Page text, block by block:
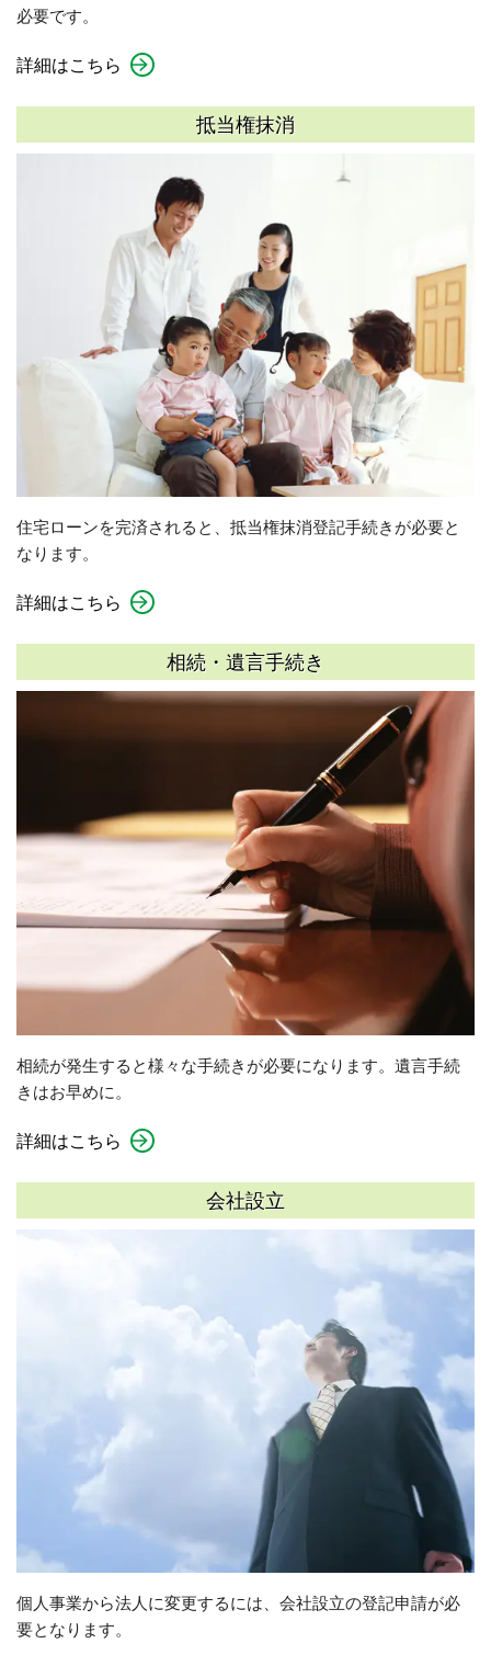
必要です。
詳細はこちら
抵当権抹消
住宅ローンを完済されると、抵当権抹消登記手続きが必要と
なります。
詳細はこちら
相続・遺言手続き
相続が発生すると様々な手続きが必要になります。遺言手続
きはお早めに。
詳細はこちら
会社設立
個人事業から法人に変更するには、会社設立の登記申請が必
要となります。